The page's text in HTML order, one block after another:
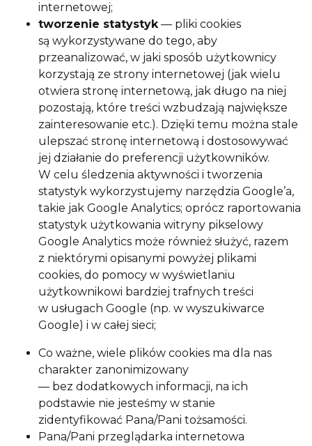
internetowej;
tworzenie statystyk— pliki cookies
są wykorzystywane do tego, aby
przeanalizować, w jaki sposób użytkownicy
korzystają ze strony internetowej (jak wielu
otwiera stronę internetową, jak długo na niej
pozostają, które treści wzbudzają największe
zainteresowanie etc.). Dzięki temu można stale
ulepszać stronę internetową i dostosowywać
jej działanie do preferencji użytkowników.
W celu śledzenia aktywności i tworzenia
statystyk wykorzystujemy narzędzia Google’a,
takie jak Google Analytics; oprócz raportowania
statystyk użytkowania witryny pikselowy
Google Analytics może również służyć, razem
z niektórymi opisanymi powyżej plikami
cookies, do pomocy w wyświetlaniu
użytkownikowi bardziej trafnych treści
w usługach Google (np. w wyszukiwarce
Google) i w całej sieci;
Co ważne, wiele plików cookies ma dla nas
charakter zanonimizowany
— bez dodatkowych informacji, na ich
podstawie nie jesteśmy w stanie
zidentyfikować Pana/Pani tożsamości.
Pana/Pani przeglądarka internetowa